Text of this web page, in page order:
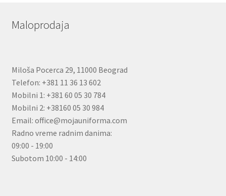
Maloprodaja
Miloša Pocerca 29, 11000 Beograd
Telefon: +381 11 36 13 602
Mobilni 1: +381 60 05 30 784
Mobilni 2: +38160 05 30 984
Email: office@mojauniforma.com
Radno vreme radnim danima:
09:00 - 19:00
Subotom 10:00 - 14:00